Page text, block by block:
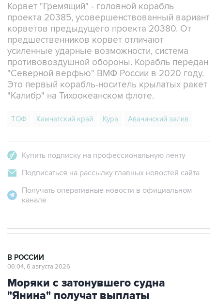
Корвет "Гремящий" - головной корабль
проекта 20385, усовершенствованный вариант
корветов предыдущего проекта 20380. От
предшественников корвет отличают
усиленные ударные возможности, система
противовоздушной обороны. Корабль передан
"Северной верфью" ВМФ России в 2020 году.
Это первый корабль-носитель крылатых ракет
"Калибр" на Тихоокеанском флоте.
ТОФ Камчатский край Кура Авачинский залив
Купить подписку на профессиональную ленту
Подписаться на рассылку главных новостей сайта
Получать оперативные новости в официальном
канале
В РОССИИ
06:04, 6 августа 2026
Моряки с затонувшего судна
"Янина" получат выплаты